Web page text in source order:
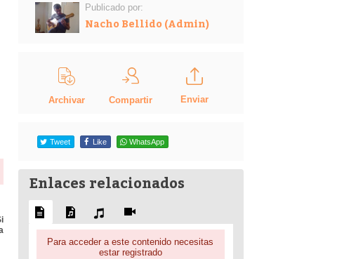
Publicado por:
Nacho Bellido (Admin)
Archivar Compartir Enviar
Tweet Like WhatsApp
Enlaces relacionados
Para acceder a este contenido necesitas
estar registrado